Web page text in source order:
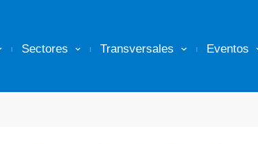
Sectores Transversales Eventos